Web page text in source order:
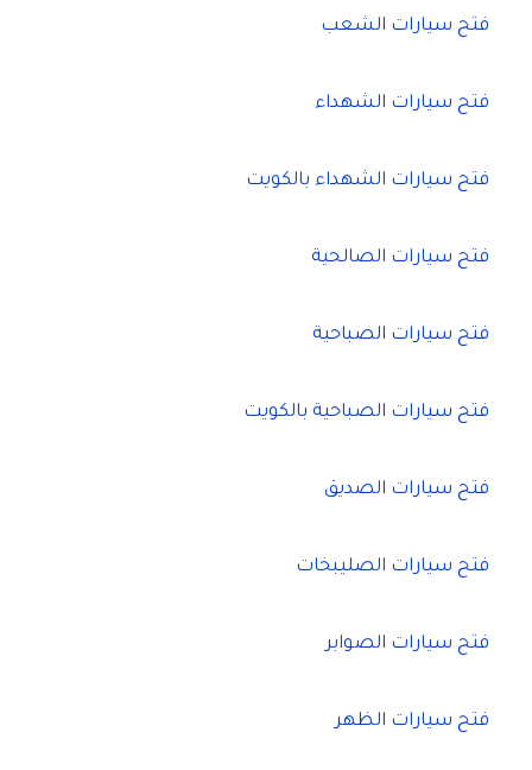
فتح سيارات الشعب
فتح سيارات الشهداء
فتح سيارات الشهداء بالكويت
فتح سيارات الصالحية
فتح سيارات الصباحية
فتح سيارات الصباحية بالكويت
فتح سيارات الصديق
فتح سيارات الصليبخات
فتح سيارات الصوابر
فتح سيارات الظهر